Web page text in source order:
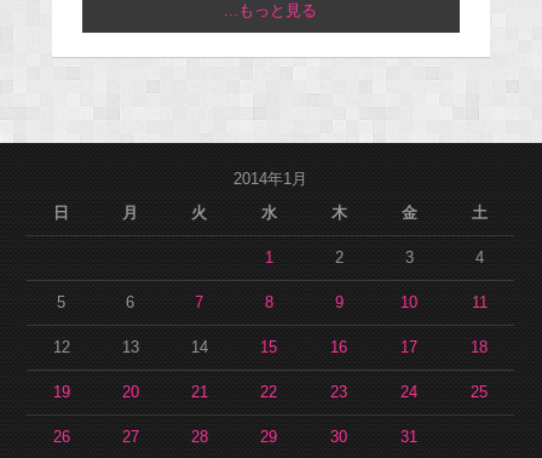
...もっと見る
2014年1月
日
月 火 水 木 金 土
1 2 3 4
5 6 7 8 9 10 11
12 13 14 15 16 17 18
19 20 21 22 23 24 25
26 27 28 29 30 31